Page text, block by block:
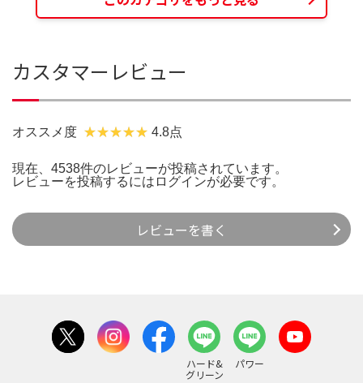
カスタマーレビュー
オススメ度 4.8点
現在、4538件のレビューが投稿されています。
レビューを投稿するには ログインが必要です。
レビューを書く
ハード&
グリーン
パワー